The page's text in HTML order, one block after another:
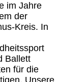
im Jahre
der
Kreis. In
Ballett
für die